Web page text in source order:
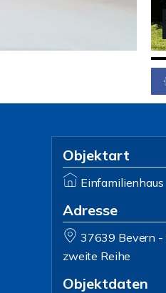
Objektart
Einfamilienhaus
Adresse
37639 Bevern -
zweite Reihe
Objektdaten